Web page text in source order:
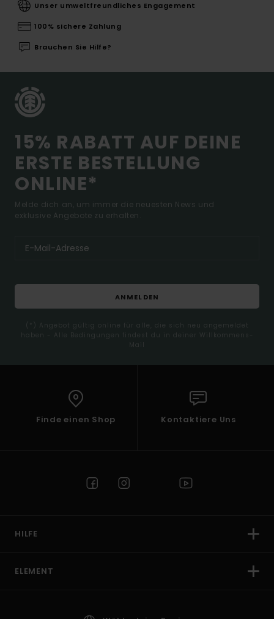
Unser umweltfreundliches Engagement
100% sichere Zahlung
Brauchen Sie Hilfe?
15% RABATT AUF DEINE
ERSTE BESTELLUNG
ONLINE*
Melde dich an, um immer die neuesten News und
exklusive Angebote zu erhalten.
ANMELDEN
(*) Angebot gültig online für alle, die sich neu angemeldet
haben - Alle Bedingungen findest du in deiner Willkommens-
Mail
Finde einen Shop Kontaktiere Uns
HILFE
ELEMENT